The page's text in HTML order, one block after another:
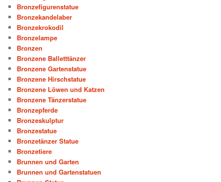
Bronzefigurenstatue
Bronzekandelaber
Bronzekrokodil
Bronzelampe
Bronzen
Bronzene Balletttänzer
Bronzene Gartenstatue
Bronzene Hirschstatue
Bronzene Löwen und Katzen
Bronzene Tänzerstatue
Bronzepferde
Bronzeskulptur
Bronzestatue
Bronzetänzer Statue
Bronzetiere
Brunnen und Garten
Brunnen und Gartenstatuen